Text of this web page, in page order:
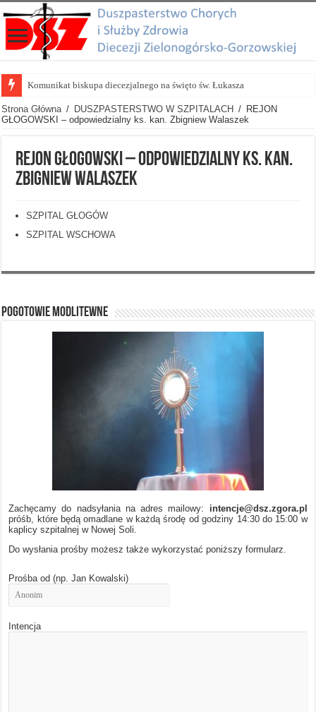
Komunikat biskupa diecezjalnego na święto św. Łukasza
Strona Główna / DUSZPASTERSTWO W SZPITALACH / REJON
GŁOGOWSKI – odpowiedzialny ks. kan. Zbigniew Walaszek
REJON GŁOGOWSKI – odpowiedzialny ks. kan.
Zbigniew Walaszek
SZPITAL GŁOGÓW
SZPITAL WSCHOWA
POGOTOWIE MODLITEWNE
Zachęcamy do nadsyłania na adres mailowy: intencje@dsz.zgora.pl
próśb, które będą omadlane w każdą środę od godziny 14:30 do 15:00 w
kaplicy szpitalnej w Nowej Soli.
Do wysłania prośby możesz także wykorzystać poniższy formularz.
Prośba od (np. Jan Kowalski)
Intencja